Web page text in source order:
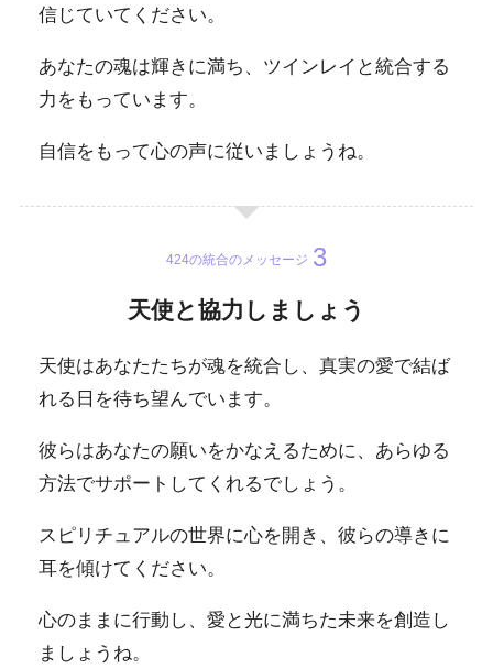
信じていてください。
あなたの魂は輝きに満ち、ツインレイと統合する
力をもっています。
自信をもって心の声に従いましょうね。
424の統合のメッセージ
天使と協力しましょう
天使はあなたたちが魂を統合し、真実の愛で結ば
れる日を待ち望んでいます。
彼らはあなたの願いをかなえるために、あらゆる
方法でサポートしてくれるでしょう。
スピリチュアルの世界に心を開き、彼らの導きに
耳を傾けてください。
心のままに行動し、愛と光に満ちた未来を創造し
ましょうね。